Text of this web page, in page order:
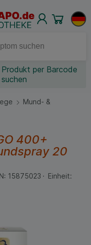
Produkt per Barcode
suchen
Mund- &
400+
20
15875023
Einheit: